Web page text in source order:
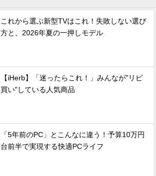
これから選ぶ新型TVはこれ！失敗しない選び
方と、2026年夏の一押しモデル
【iHerb】「迷ったらこれ！」みんなが"リピ
買い"している人気商品
「5年前のPC」とこんなに違う！予算10万円
台前半で実現する快適PCライフ